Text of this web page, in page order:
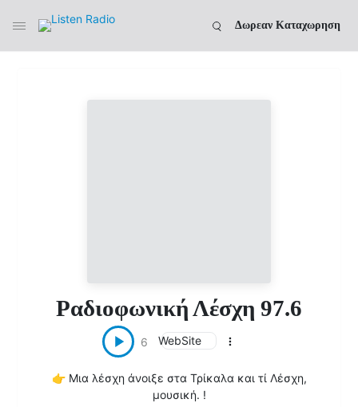
Δωρεαν Καταχωρηση
Ραδιοφωνική Λέσχη 97.6
6 WebSite
👉Μια λέσχη άνοιξε στα Τρίκαλα και τί Λέσχη,
μουσική. !